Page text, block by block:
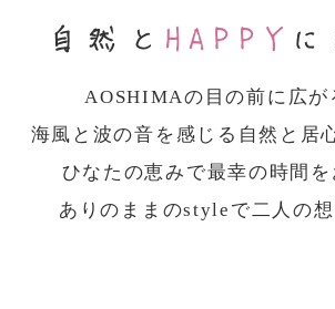
自然と HAPPY
AOSHIMAの目の前に広が
海風と波の音を感じる自然と居
ひなたの恵みで最幸の時間を
ありのままのstyleで二人の